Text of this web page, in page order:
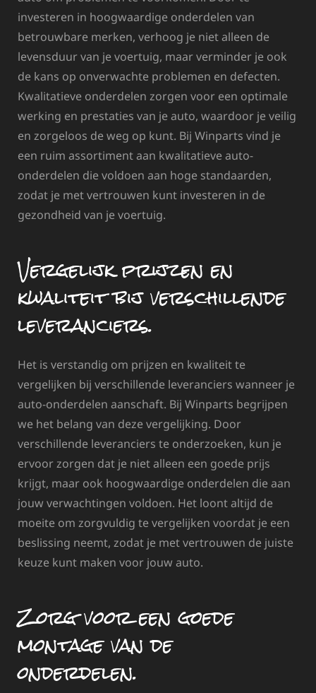
investeren in hoogwaardige onderdelen van
betrouwbare merken, verhoog je niet alleen de
levensduur van je voertuig, maar verminder je ook
de kans op onverwachte problemen en defecten.
Kwalitatieve onderdelen zorgen voor een optimale
werking en prestaties van je auto, waardoor je veilig
en zorgeloos de weg op kunt. Bij Winparts vind je
een ruim assortiment aan kwalitatieve auto-
onderdelen die voldoen aan hoge standaarden,
zodat je met vertrouwen kunt investeren in de
gezondheid van je voertuig.
Vergelijk prijzen en
kwaliteit bij verschillende
leveranciers.
Het is verstandig om prijzen en kwaliteit te
vergelijken bij verschillende leveranciers wanneer je
auto-onderdelen aanschaft. Bij Winparts begrijpen
we het belang van deze vergelijking. Door
verschillende leveranciers te onderzoeken, kun je
ervoor zorgen dat je niet alleen een goede prijs
krijgt, maar ook hoogwaardige onderdelen die aan
jouw verwachtingen voldoen. Het loont altijd de
moeite om zorgvuldig te vergelijken voordat je een
beslissing neemt, zodat je met vertrouwen de juiste
keuze kunt maken voor jouw auto.
Zorg voor een goede
montage van de
onderdelen.